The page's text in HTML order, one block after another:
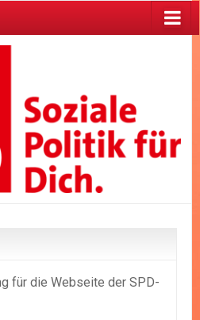
für die Webseite der SPD-